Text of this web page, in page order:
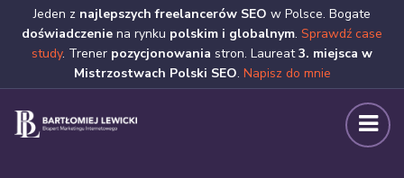
Jeden z najlepszych freelancerów SEO w Polsce. Bogate
doświadczenie na rynku polskim i globalnym. Sprawdź case
study. Trener pozycjonowania stron. Laureat3. miejsca w
Mistrzostwach Polski SEO. Napisz do mnie